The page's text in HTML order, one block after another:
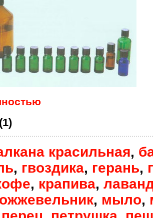
красильная,
, гвоздика, герань,
, крапива,
, мыло,